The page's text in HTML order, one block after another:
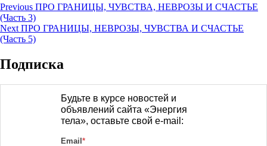
Навигация
по
записям
Previous Previous
post:
ПРО ГРАНИЦЫ, ЧУВСТВА, НЕВРОЗЫ И СЧАСТЬЕ
(Часть 3)
Next Next
post:
ПРО ГРАНИЦЫ, НЕВРОЗЫ, ЧУВСТВА И СЧАСТЬЕ
(Часть 5)
Подписка
Будьте в курсе новостей и
объявлений сайта «Энергия
тела», оставьте свой e-mail:
Email*